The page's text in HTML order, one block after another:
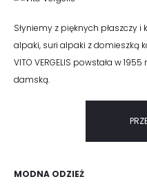
Słyniemy z pięknych płaszczy i
alpaki, suri alpaki z domieszką
VITO VERGELIS powstała w
damską.
MODNA ODZIEŻ